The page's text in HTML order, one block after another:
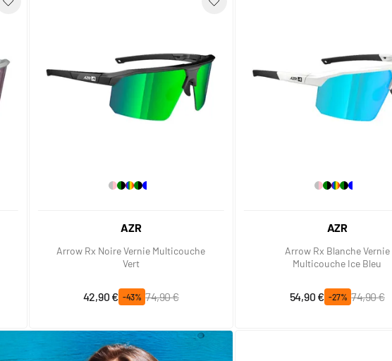
AZR
Arrow Rx Noire Vernie Multicouche
Vert
Prix spécial
42,90 € -43%
Prix normal
74,90 €
AZR
Arrow Rx Blanche Vernie
Multicouche Ice Bleu
Prix spécial
54,90 € -27%
Prix normal
74,90 €